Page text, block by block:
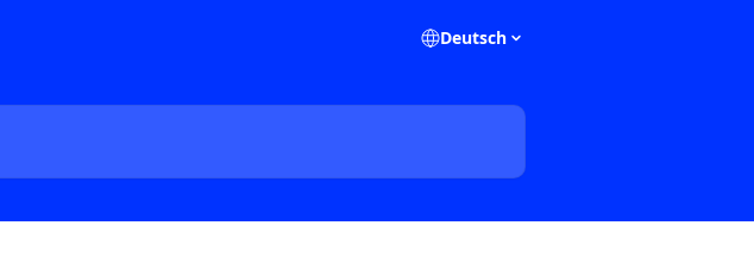
Deutsch